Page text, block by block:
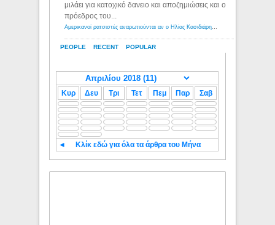
PEOPLE RECENT POPULAR
μιλάει για κατοχικό δανειο και αποζημιώσεις και ο
πρόεδρος του...
Αμερικανοί ρατσιστές αναρωτιούνται αν ο Ηλίας Κασιδιάρης ανήκει στη λευκή φυλή... - Λόγιος Ερμής
Κυρ Δευ Τρι Τετ Πεμ Παρ Σαβ
◄ Κλίκ εδώ για όλα τα άρθρα του Μήνα